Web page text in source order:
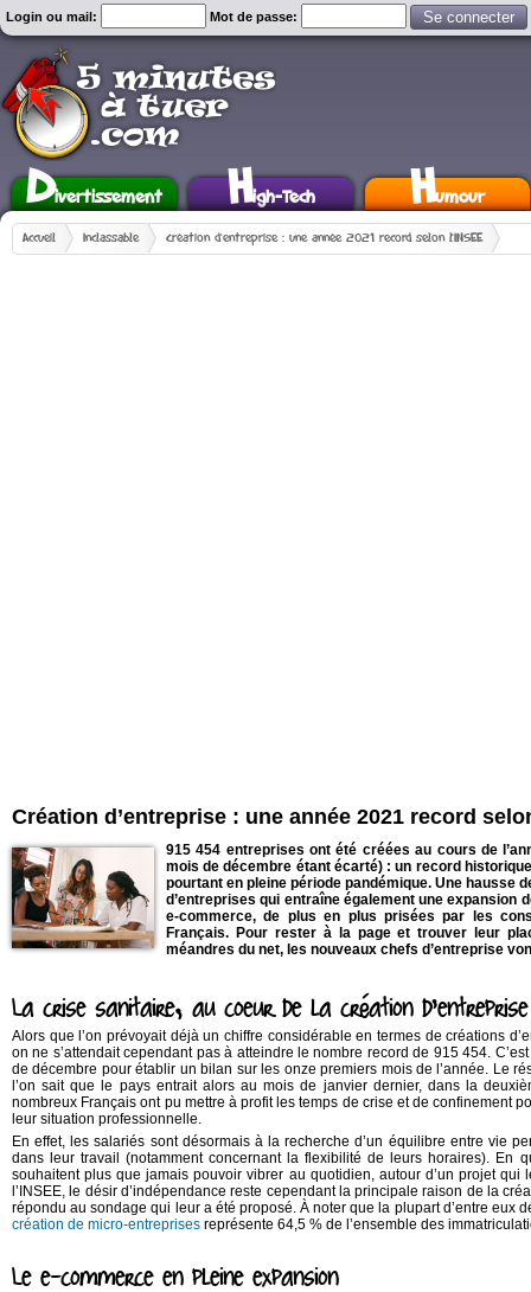
Login ou mail: Mot de passe:
Divertissement High-Tech Humour
Accueil Inclassable Création d’entreprise : une année 2021 record selon l’INSEE
Création d’entreprise : une année 2021 record
915 454 entreprises ont été créées au cours de
mois de décembre étant écarté) : un record
pourtant en pleine période pandémique. Une hausse
d’entreprises qui entraîne également une expansion
e-commerce, de plus en plus prisées par les
Français. Pour rester à la page et trouver leur
méandres du net, les nouveaux chefs d’entreprise
La crise sanitaire, au coeur de la création d’entreprise
Alors que l’on prévoyait déjà un chiffre considérable en termes de créations
on ne s’attendait cependant pas à atteindre le nombre record de 915 454.
de décembre pour établir un bilan sur les onze premiers mois de l’année. Le
l’on sait que le pays entrait alors au mois de janvier dernier, dans la
nombreux Français ont pu mettre à profit les temps de crise et de confinement
leur situation professionnelle.
En effet, les salariés sont désormais à la recherche d’un équilibre entre vie
dans leur travail (notamment concernant la flexibilité de leurs horaires). En
souhaitent plus que jamais pouvoir vibrer au quotidien, autour d’un projet
l’INSEE, le désir d’indépendance reste cependant la principale raison de la
répondu au sondage qui leur a été proposé. À noter que la plupart d’entre eux
création de micro-entreprises représente 64,5 % de l’ensemble des
Le e-commerce en pleine expansion